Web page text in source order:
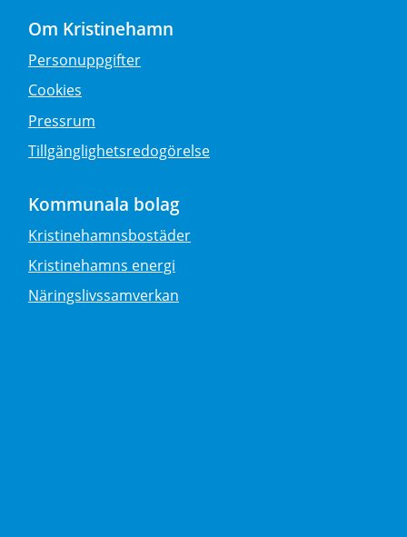
Om Kristinehamn
Personuppgifter
Cookies
Pressrum
Tillgänglighetsredogörelse
Kommunala bolag
Kristinehamnsbostäder
Kristinehamns energi
Näringslivssamverkan